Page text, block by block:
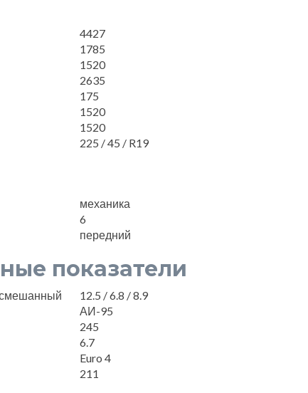
4427
1785
1520
2635
175
1520
1520
225 / 45 / R19
механика
6
передний
показатели
смешанный
12.5 / 6.8 / 8.9
АИ-95
245
6.7
Euro 4
211